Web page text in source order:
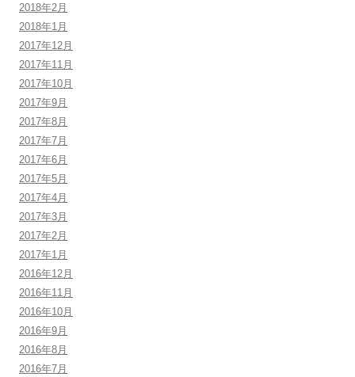
2018年2月
2018年1月
2017年12月
2017年11月
2017年10月
2017年9月
2017年8月
2017年7月
2017年6月
2017年5月
2017年4月
2017年3月
2017年2月
2017年1月
2016年12月
2016年11月
2016年10月
2016年9月
2016年8月
2016年7月